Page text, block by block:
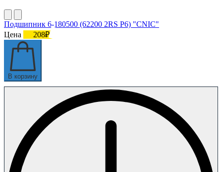
Подшипник 6-180500 (62200 2RS P6) "CNIC"
Цена
208₽
В корзину